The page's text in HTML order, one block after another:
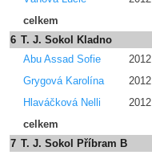
celkem
6 T. J. Sokol Kladno
Abu Assad Sofie
2012
Grygová Karolína
2012
Hlaváčková Nelli
2012
celkem
7 T. J. Sokol Příbram B